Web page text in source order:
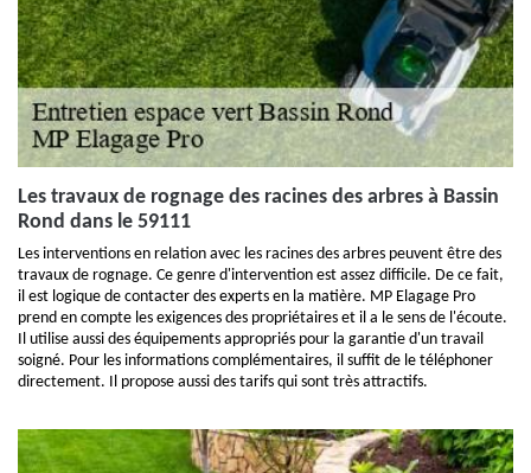
Les travaux de rognage des racines des arbres à Bassin
Rond dans le 59111
Les interventions en relation avec les racines des arbres peuvent être des
travaux de rognage. Ce genre d'intervention est assez difficile. De ce fait,
il est logique de contacter des experts en la matière. MP Elagage Pro
prend en compte les exigences des propriétaires et il a le sens de l'écoute.
Il utilise aussi des équipements appropriés pour la garantie d'un travail
soigné. Pour les informations complémentaires, il suffit de le téléphoner
directement. Il propose aussi des tarifs qui sont très attractifs.